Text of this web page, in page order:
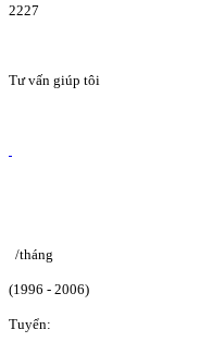
2227
Tư vấn giúp tôi
/tháng
(1996 - 2006)
Tuyển: